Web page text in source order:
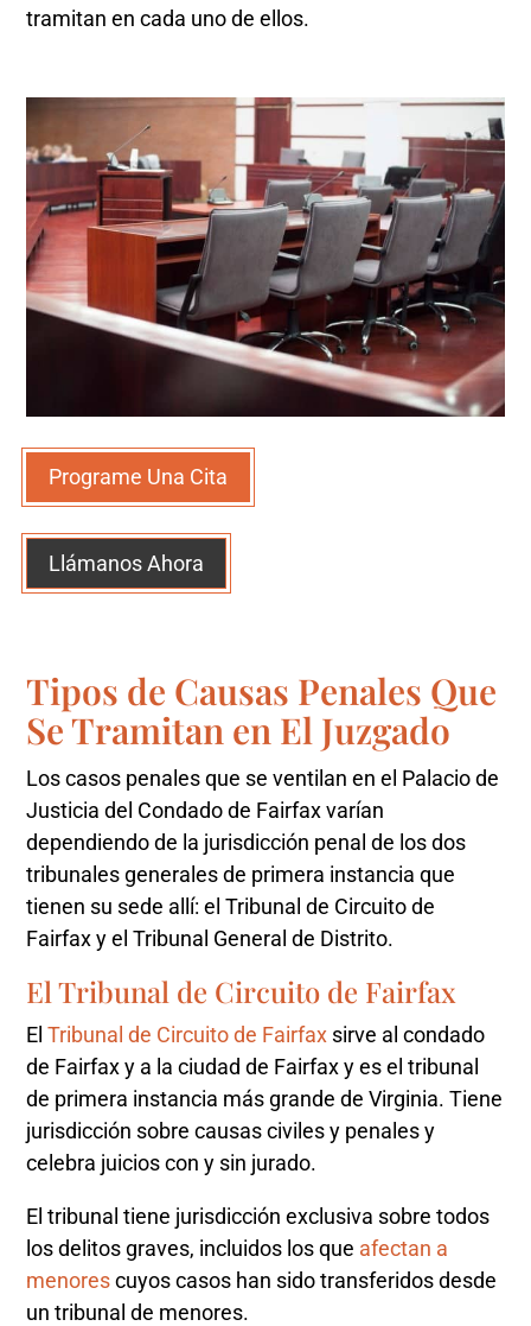
tramitan en cada uno de ellos.
Programe Una Cita
Llámanos Ahora
Tipos de Causas Penales Que
Se Tramitan en El Juzgado
Los casos penales que se ventilan en el Palacio de
Justicia del Condado de Fairfax varían
dependiendo de la jurisdicción penal de los dos
tribunales generales de primera instancia que
tienen su sede allí: el Tribunal de Circuito de
Fairfax y el Tribunal General de Distrito.
El Tribunal de Circuito de Fairfax
El Tribunal de Circuito de Fairfax sirve al condado
de Fairfax y a la ciudad de Fairfax y es el tribunal
de primera instancia más grande de Virginia. Tiene
jurisdicción sobre causas civiles y penales y
celebra juicios con y sin jurado.
El tribunal tiene jurisdicción exclusiva sobre todos
los delitos graves, incluidos los que afectan a
menores cuyos casos han sido transferidos desde
un tribunal de menores.